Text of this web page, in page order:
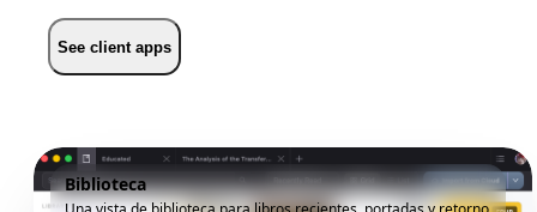
See client apps
Biblioteca